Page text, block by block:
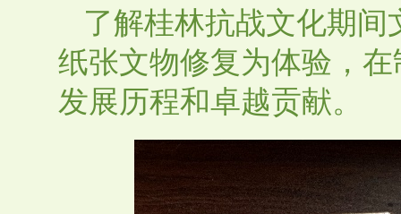
了解桂林抗战文化期
纸张文物修复为体验，
发展历程和卓越贡献。